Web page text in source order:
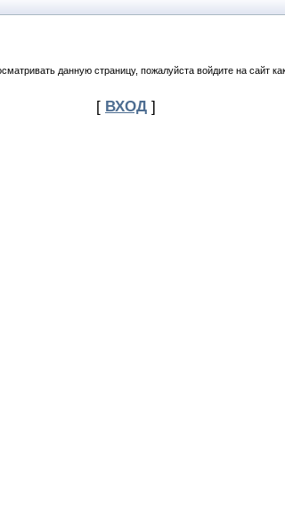
данную страницу, пожалуйста войдите на сайт
[ ВХОД ]